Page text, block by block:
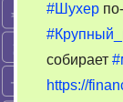
#Шухер
собирает
https://